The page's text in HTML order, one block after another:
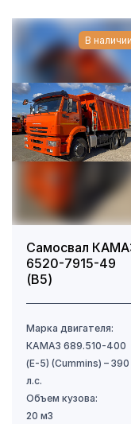
В наличии
Самосвал
6520-7915-49
(B5)